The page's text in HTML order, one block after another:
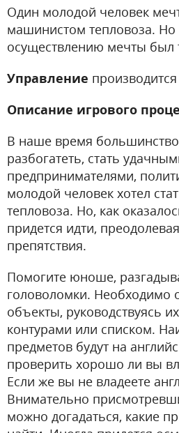
Один молодой человек
машинистом тепловоза. Но
осуществлению мечты был
Управление
Описание игрового
В наше время
разбогатеть, стать
предпринимателями,
молодой человек хотел
тепловоза. Но, как
придется идти,
препятствия.
Помогите юноше,
головоломки. Необходимо
объекты, руководствуясь
контурами или списком.
предметов будут на
проверить хорошо ли вы
Если же вы не владеете
Внимательно
можно догадаться, какие